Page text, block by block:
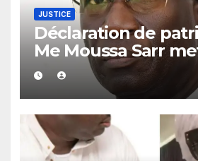
JUSTICE
Déclaration de
Me Moussa Sarr
les récalcitrants